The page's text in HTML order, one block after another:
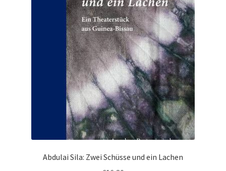
Abdulai Sila: Zwei Schüsse und ein Lachen